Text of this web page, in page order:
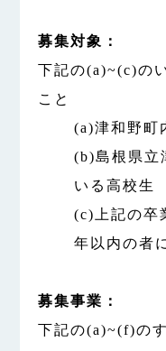
募集対象：
下記の(a)~(c)の
こと
(a)津和野町
(b)島根県立
いる高校生
(c)上記の卒
年以内の者
募集事業：
下記の(a)~(f)の